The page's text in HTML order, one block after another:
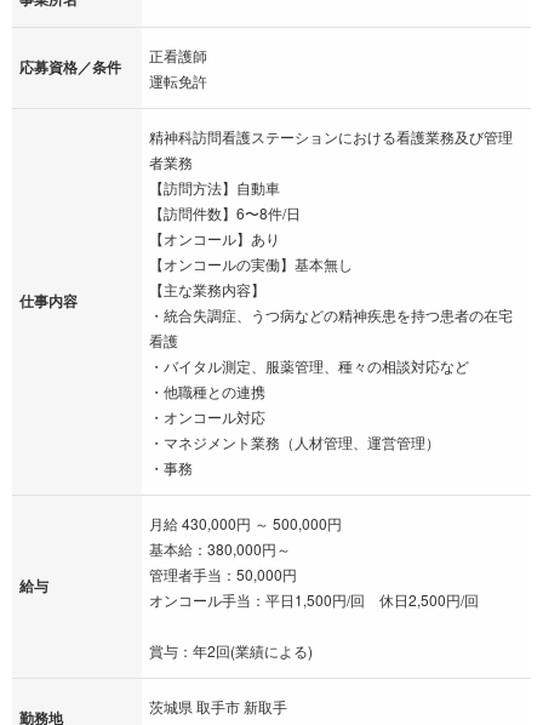
応募資格／条件
正看護師
運転免許
仕事内容
精神科訪問看護ステーションにおける看護業務及び管理
者業務
【訪問方法】自動車
【訪問件数】6〜8件/日
【オンコール】あり
【オンコールの実働】基本無し
【主な業務内容】
・統合失調症、うつ病などの精神疾患を持つ患者の在宅
看護
・バイタル測定、服薬管理、種々の相談対応など
・他職種との連携
・オンコール対応
・マネジメント業務（人材管理、運営管理）
・事務
給与
月給 430,000円 ～ 500,000円
基本給：380,000円～
管理者手当：50,000円
オンコール手当：平日1,500円/回 休日2,500円/回
賞与：年2回(業績による)
勤務地
茨城県 取手市 新取手